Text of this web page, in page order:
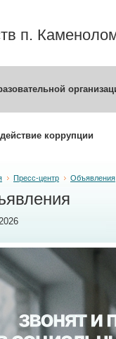
п.
коррупции
Пресс-центр Объявления